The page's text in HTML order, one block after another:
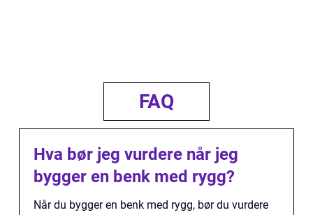
FAQ
Hva bør jeg vurdere når jeg
bygger en benk med rygg?
Når du bygger en benk med rygg, bør du vurdere